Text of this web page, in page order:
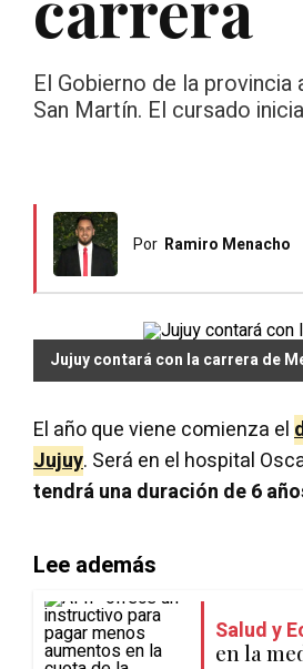
El Gobierno de la
San Martín. El cursado
Por Ramiro Menacho
Jujuy contará con la carrera de
El año que viene comienza el
Jujuy. Será en el hospital
tendrá una duración de 6
Lee además
Salud y
en la